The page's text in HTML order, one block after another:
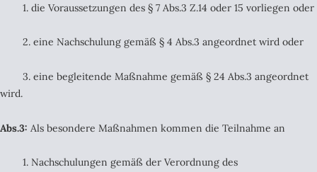
1. die Voraussetzungen des § 7 Abs.3 Z.14 oder 15 vorliegen oder
2. eine Nachschulung gemäß § 4 Abs.3 angeordnet wird oder
3. eine begleitende Maßnahme gemäß § 24 Abs.3 angeordnet
wird.
Abs.3: Als besondere Maßnahmen kommen die Teilnahme an
1. Nachschulungen gemäß der Verordnung des